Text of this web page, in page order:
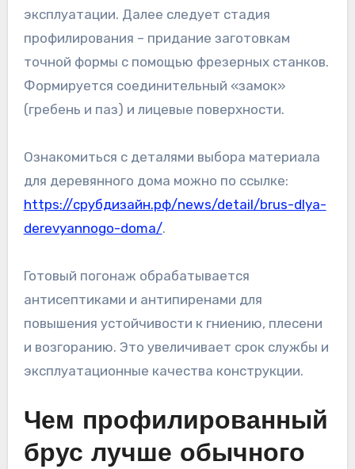
эксплуатации. Далее следует стадия
профилирования – придание заготовкам
точной формы с помощью фрезерных станков.
Формируется соединительный «замок»
(гребень и паз) и лицевые поверхности.
Ознакомиться с деталями выбора материала
для деревянного дома можно по ссылке:
https://срубдизайн.рф/news/detail/brus-dlya-
derevyannogo-doma/.
Готовый погонаж обрабатывается
антисептиками и антипиренами для
повышения устойчивости к гниению, плесени
и возгоранию. Это увеличивает срок службы и
эксплуатационные качества конструкции.
Чем профилированный
брус лучше обычного